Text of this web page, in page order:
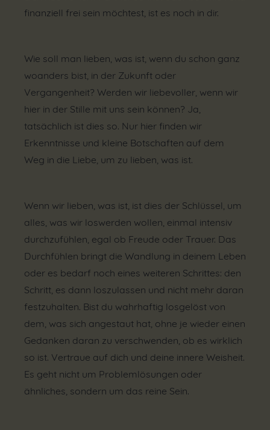
finanziell frei sein möchtest, ist es noch in dir.
Wie soll man lieben, was ist, wenn du schon ganz
woanders bist, in der Zukunft oder
Vergangenheit? Werden wir liebevoller, wenn wir
hier in der Stille mit uns sein können? Ja,
tatsächlich ist dies so. Nur hier finden wir
Erkenntnisse und kleine Botschaften auf dem
Weg in die Liebe, um zu lieben, was ist.
Wenn wir lieben, was ist, ist dies der Schlüssel, um
alles, was wir loswerden wollen, einmal intensiv
durchzufühlen, egal ob Freude oder Trauer. Das
Durchfühlen bringt die Wandlung in deinem Leben
oder es bedarf noch eines weiteren Schrittes: den
Schritt, es dann loszulassen und nicht mehr daran
festzuhalten. Bist du wahrhaftig losgelöst von
dem, was sich angestaut hat, ohne je wieder einen
Gedanken daran zu verschwenden, ob es wirklich
so ist. Vertraue auf dich und deine innere Weisheit.
Es geht nicht um Problemlösungen oder
ähnliches, sondern um das reine Sein.